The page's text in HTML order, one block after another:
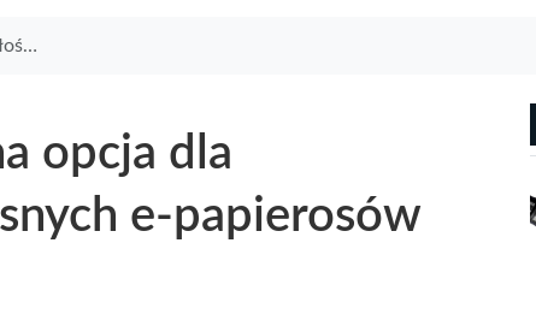
opcja dla
e-papierosów